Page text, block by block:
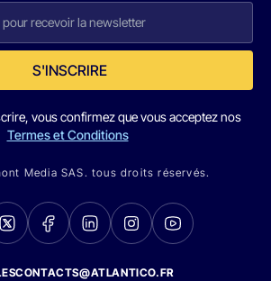
S'INSCRIRE
vous confirmez que vous acceptez nos
Termes et Conditions
Media SAS. tous droits réservés.